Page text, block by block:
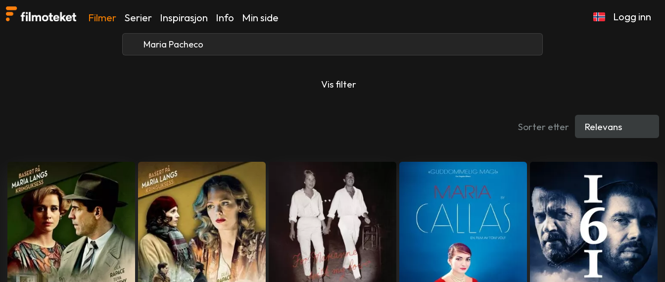
Filmer Serier Inspirasjon Info Min side Logg inn
Vis filter
Sorter etter